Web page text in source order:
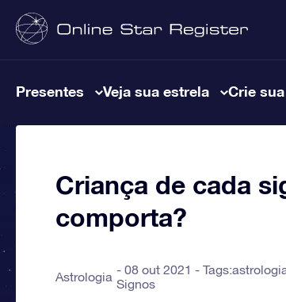
Presentes Veja sua estrela Crie
Criança de cada
comporta?
Astrologia 08 out 2021 - Tags:
Signos